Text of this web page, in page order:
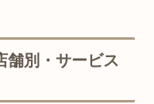
舗別・サービス